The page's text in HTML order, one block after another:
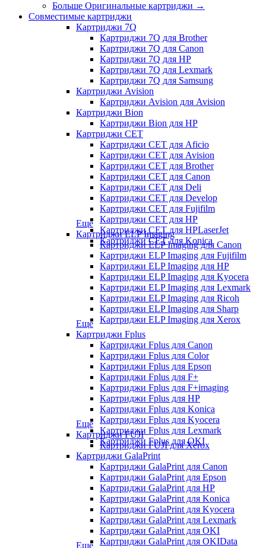
Больше Оригинальные картриджи →
Совместимые картриджи
Картриджи 7Q
Картриджи 7Q для Brother
Картриджи 7Q для Canon
Картриджи 7Q для HP
Картриджи 7Q для Lexmark
Картриджи 7Q для Samsung
Картриджи Avision
Картриджи Avision для Avision
Картриджи Bion
Картриджи Bion для HP
Картриджи CET
Картриджи CET для Aficio
Картриджи CET для Avision
Картриджи CET для Brother
Картриджи CET для Canon
Картриджи CET для Deli
Картриджи CET для Develop
Картриджи CET для Fujifilm
Картриджи CET для HP
Картриджи CET для HPLaserJet
Картриджи CET для Konica
Еще
Картриджи ELP Imaging
Картриджи ELP Imaging для Canon
Картриджи ELP Imaging для Fujifilm
Картриджи ELP Imaging для HP
Картриджи ELP Imaging для Kyocera
Картриджи ELP Imaging для Lexmark
Картриджи ELP Imaging для Ricoh
Картриджи ELP Imaging для Sharp
Картриджи ELP Imaging для Xerox
Еще
Картриджи Fplus
Картриджи Fplus для Canon
Картриджи Fplus для Color
Картриджи Fplus для Epson
Картриджи Fplus для F+
Картриджи Fplus для F+imaging
Картриджи Fplus для HP
Картриджи Fplus для Konica
Картриджи Fplus для Kyocera
Картриджи Fplus для Lexmark
Картриджи Fplus для OKI
Еще
Картриджи FUJI
Картриджи FUJI для Xerox
Картриджи GalaPrint
Картриджи GalaPrint для Canon
Картриджи GalaPrint для Epson
Картриджи GalaPrint для HP
Картриджи GalaPrint для Konica
Картриджи GalaPrint для Kyocera
Картриджи GalaPrint для Lexmark
Картриджи GalaPrint для OKI
Картриджи GalaPrint для OKIData
Еще